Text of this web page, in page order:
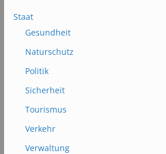
Staat
Gesundheit
Naturschutz
Politik
Sicherheit
Tourismus
Verkehr
Verwaltung